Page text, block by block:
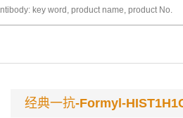
经典一抗-Formyl-